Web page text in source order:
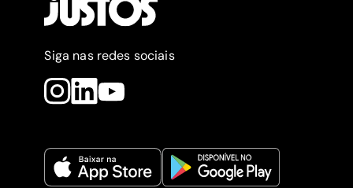
Siga nas redes sociais